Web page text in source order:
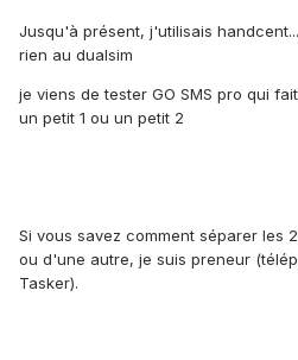
Jusqu'à présent, j'utilisais
rien au dualsim
je viens de tester GO SMS pro qui
un petit 1 ou un petit 2
Si vous savez comment séparer les
ou d'une autre, je suis preneur
Tasker).